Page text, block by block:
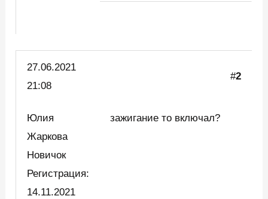
27.06.2021
21:08
#2
Юлия
Жаркова
Новичок
Регистрация:
14.11.2021
зажигание то включал?